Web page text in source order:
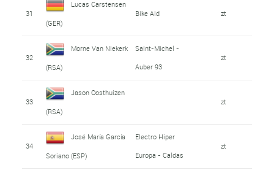
31
Lucas Carstensen
(GER)
Bike Aid zt
32
Morne Van Niekerk
(RSA)
Saint-Michel -
Auber 93
zt
33
Jason Oosthuizen
(RSA)
zt
34
José María García
Soriano (ESP)
Electro Hiper
Europa - Caldas
zt